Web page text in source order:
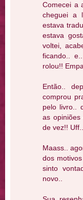
Comecei a
cheguei a
estava
estava
voltei,
ficando..
rolou!!
Então..
comprou
pelo livro..
as
de vez!! Uff..
Maass..
dos
sinto
novo..